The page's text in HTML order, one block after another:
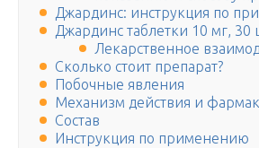
Джардинс: инструкция по
Джардинс таблетки 10 мг, 30
Лекарственное
Сколько стоит препарат?
Побочные явления
Механизм действия и
Состав
Инструкция по применению